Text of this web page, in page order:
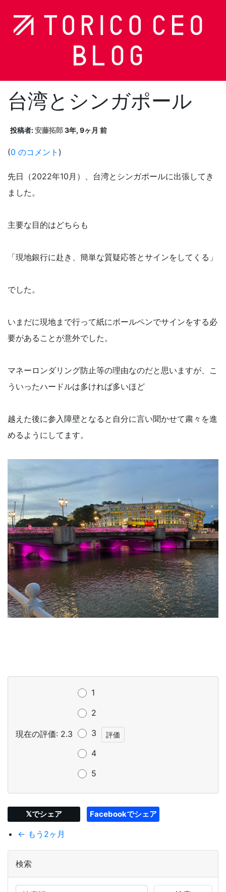
台湾とシンガポール
投稿者:安藤拓郎3年, 9ヶ月 前
(0 のコメント )
先日（2022年10月）、台湾とシンガポールに出張してき
ました。
主要な目的はどちらも
「現地銀行に赴き、簡単な質疑応答とサインをしてくる」
でした。
いまだに現地まで行って紙にボールペンでサインをする必
要があることが意外でした。
マネーロンダリング防止等の理由なのだと思いますが、こ
ういったハードルは多ければ多いほど
越えた後に参入障壁となると自分に言い聞かせて粛々を進
めるようにしてます。
現在の評価: 2.3
1
2
3
4
5
𝕏でシェア Facebookでシェア
← もう2ヶ月
検索